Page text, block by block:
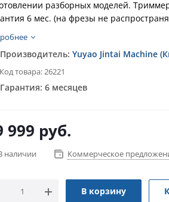
разборных моделей.
6 мес. (на фрезы не
Производитель: Yuyao Jintai Machine
Код товара: 26221
Гарантия: 6 месяцев
999 руб.
наличии Коммерческое
В корзину